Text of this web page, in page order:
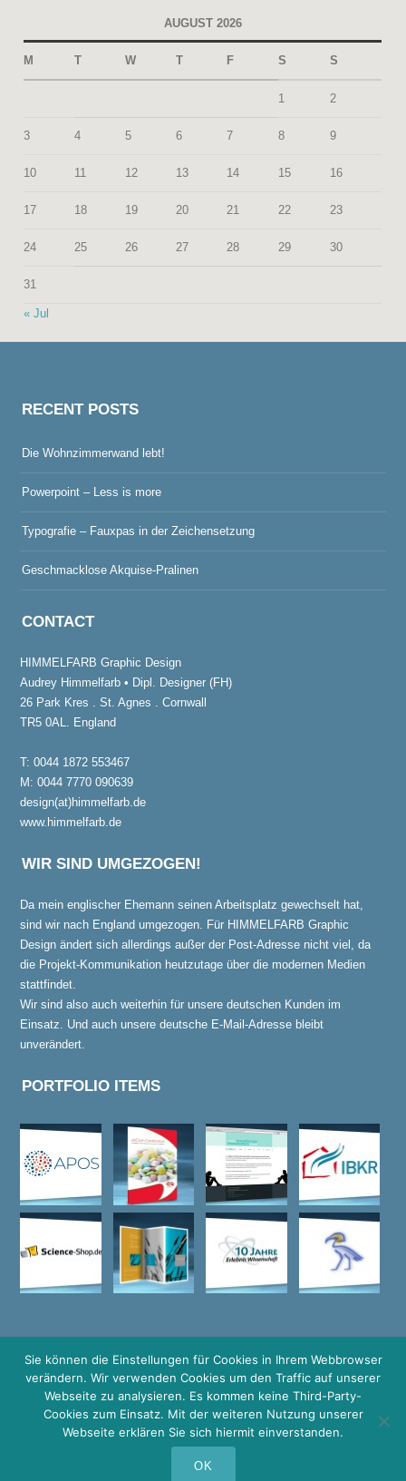
AUGUST 2026
M T W T F S S
1 2
3 4 5 6 7 8 9
10 11 12 13 14 15 16
17 18 19 20 21 22 23
24 25 26 27 28 29 30
31
« Jul
RECENT POSTS
Die Wohnzimmerwand lebt!
Powerpoint – Less is more
Typografie – Fauxpas in der Zeichensetzung
Geschmacklose Akquise-Pralinen
CONTACT
HIMMELFARB Graphic Design
Audrey Himmelfarb • Dipl. Designer (FH)
26 Park Kres . St. Agnes . Cornwall
TR5 0AL. England
T: 0044 1872 553467
M: 0044 7770 090639
design(at)himmelfarb.de
www.himmelfarb.de
WIR SIND UMGEZOGEN!
Da mein englischer Ehemann seinen Arbeitsplatz gewechselt hat,
sind wir nach England umgezogen. Für HIMMELFARB Graphic
Design ändert sich allerdings außer der Post-Adresse nicht viel, da
die Projekt-Kommunikation heutzutage über die modernen Medien
stattfindet.
Wir sind also auch weiterhin für unsere deutschen Kunden im
Einsatz. Und auch unsere deutsche E-Mail-Adresse bleibt
unverändert.
PORTFOLIO ITEMS
© COPYRIGHT GRAFIKDESIGN I HEIDELBERG I LOGO DESIGN I
WEBDESIGN I WERBEAGENTUR I HIMMELFARB I MANNHEIM I
RHEIN-NECKAR-KREIS
PORTFOLIO
CONTACT
Sie können die Einstellungen für Cookies in Ihrem Webbrowser
verändern. Wir verwenden Cookies um den Traffic auf unserer
Webseite zu analysieren. Es kommen keine Third-Party-
Cookies zum Einsatz. Mit der weiteren Nutzung unserer
Webseite erklären Sie sich hiermit einverstanden.
OK